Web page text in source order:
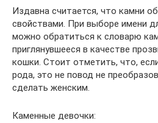
Издавна считается, что камни
свойствами. При выборе имени
можно обратиться к словарю
приглянувшееся в качестве
кошки. Стоит отметить, что,
рода, это не повод не
сделать женским.
Каменные девочки: